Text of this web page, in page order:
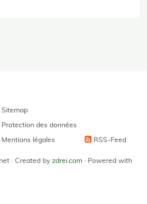
Sitemap
Protection des données
Mentions légales RSS-Feed
· Created by zdrei.com · Powered with